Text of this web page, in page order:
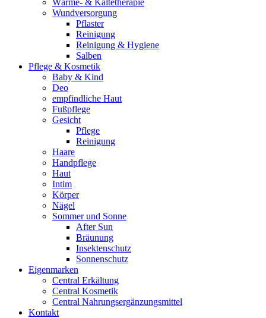
Wundversorgung
Pflaster
Reinigung
Reinigung & Hygiene
Salben
Pflege & Kosmetik
Baby & Kind
Deo
empfindliche Haut
Fußpflege
Gesicht
Pflege
Reinigung
Haare
Handpflege
Haut
Intim
Körper
Nägel
Sommer und Sonne
After Sun
Bräunung
Insektenschutz
Sonnenschutz
Eigenmarken
Central Erkältung
Central Kosmetik
Central Nahrungsergänzungsmittel
Kontakt